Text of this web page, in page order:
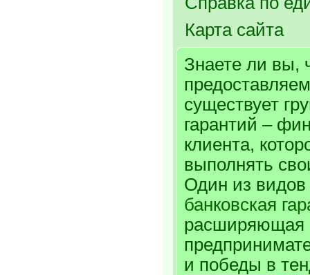
Карта сайта
Знаете ли вы,
существует
гарантий –
клиента,
выполнять
Один из видов
банковская
расширяющая
и победы в